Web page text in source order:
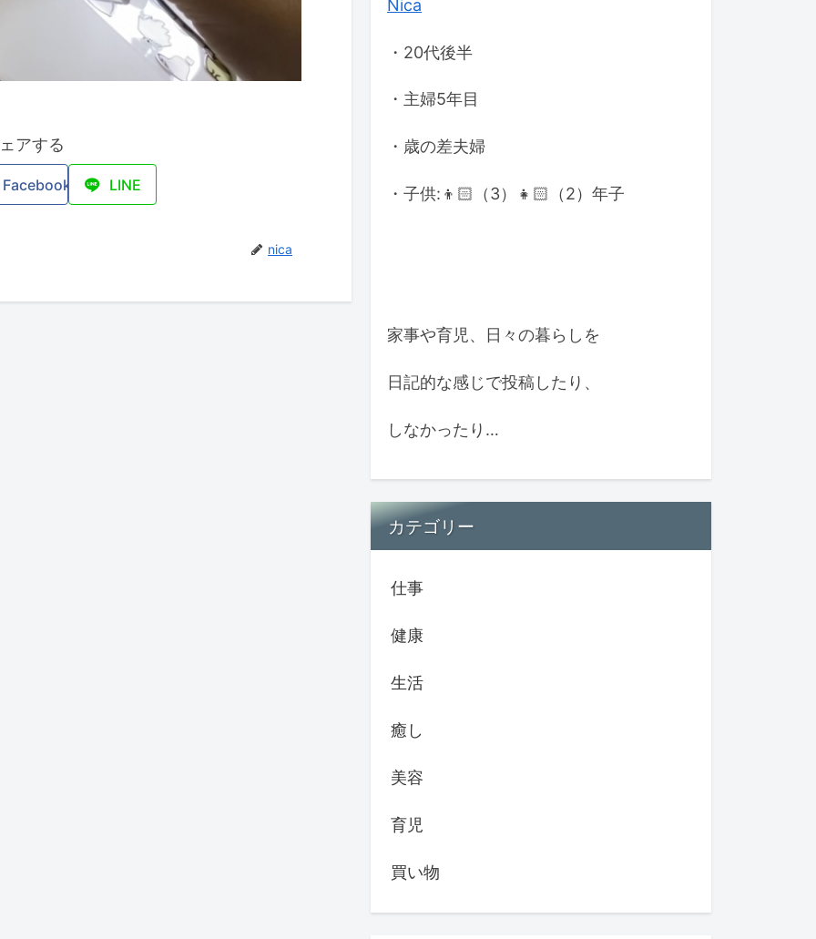
アする
Facebook LINE
nica
Nica
・20代後半
・主婦5年目
・歳の差夫婦
・子供:👦🏻（3）👧🏻（2）年子
家事や育児、日々の暮らしを
日記的な感じで投稿したり、
しなかったり…
カテゴリー
仕事
健康
生活
癒し
美容
育児
買い物